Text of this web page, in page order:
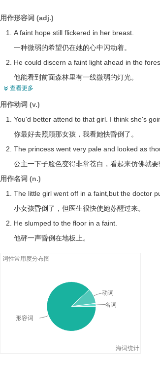
用作形容词 (adj.)
A faint hope still flickered in her breast.
一种微弱的希望仍在她的心中闪动着。
He could discern a faint light ahead in the
他能看到前面森林里有一线微弱的灯光。
I heard a faint sound in the distance.
我听到远处有个微弱的声音。
Every time I think of it I feel faint!
每次想到这些
All you can see is a faint reflection in his eyes.
你所能看到的只是他双眼的模糊的映像。
The writing on the stone was very faint.
这块石头上的字迹很模糊.
She saw a faint mark on the horizon, and
她瞥见天边出现了一个模糊的痕迹，慢慢形成可
查看更多
用作动词 (v.)
You'd better attend to that girl. I think she's
你最好去照顾那女孩，我看她快昏倒了。
The princess went very pale and looked as
公主一下子脸色变得非常苍白，看起来仿佛就要
用作名词 (n.)
The little girl went off in a faint,but the doctor
小女孩昏倒了，但医生很快使她苏醒过来。
He slumped to the floor in a faint.
他砰一声昏倒在地板上。
词性常用度分布图
海词统计
形容词
动词
名词